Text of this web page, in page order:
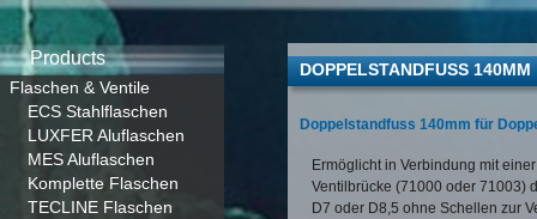
Products
Flaschen & Ventile
ECS Stahlflaschen
LUXFER Aluflaschen
MES Aluflaschen
Komplette Flaschen
TECLINE Flaschen
DOPPELSTANDFUSS 140MM
Doppelstandfuss 140mm für
Ermöglicht in Verbindung mit
Ventilbrücke (71000 oder 71003)
D7 oder D8,5 ohne Schellen zur